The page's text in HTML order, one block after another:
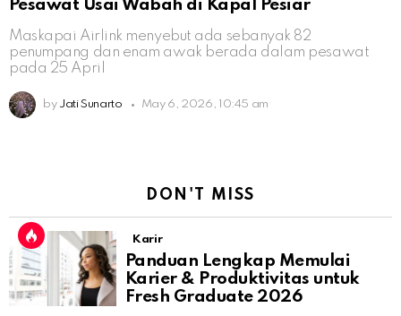
Pesawat Usai Wabah di Kapal Pesiar
Maskapai Airlink menyebut ada sebanyak 82
penumpang dan enam awak berada dalam pesawat
pada 25 April
by Jati Sunarto May 6, 2026, 10:45 am
DON'T MISS
Karir
Panduan Lengkap Memulai
Karier & Produktivitas untuk
Fresh Graduate 2026